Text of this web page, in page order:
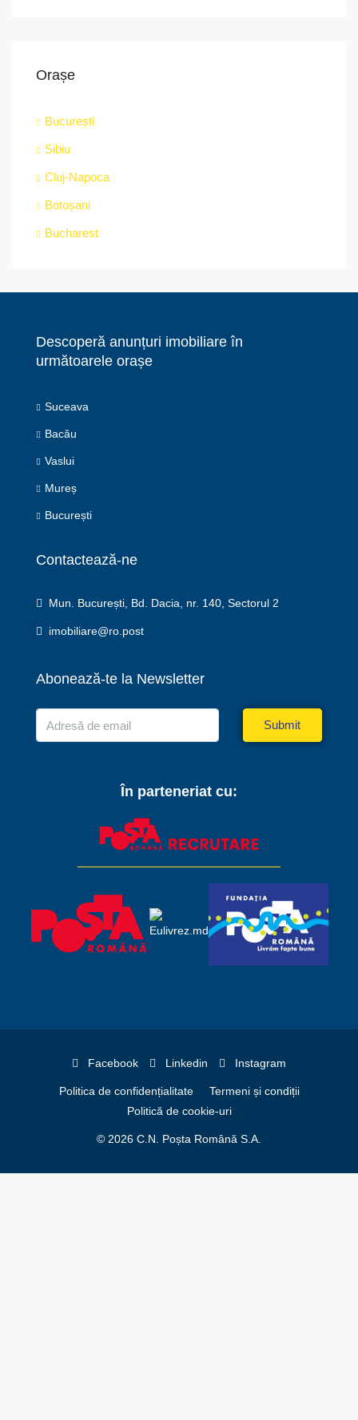
Orașe
București
Sibiu
Cluj-Napoca
Botoșani
Bucharest
Descoperă anunțuri imobiliare în
următoarele orașe
Suceava
Bacău
Vaslui
Mureș
București
Contactează-ne
Mun. București, Bd. Dacia, nr. 140, Sectorul 2
imobiliare@ro.post
Abonează-te la Newsletter
Submit
În parteneriat cu:
Facebook Linkedin Instagram
Politica de confidențialitate
Termeni și condiții
Politică de cookie-uri
© 2026 C.N. Poșta Română S.A.